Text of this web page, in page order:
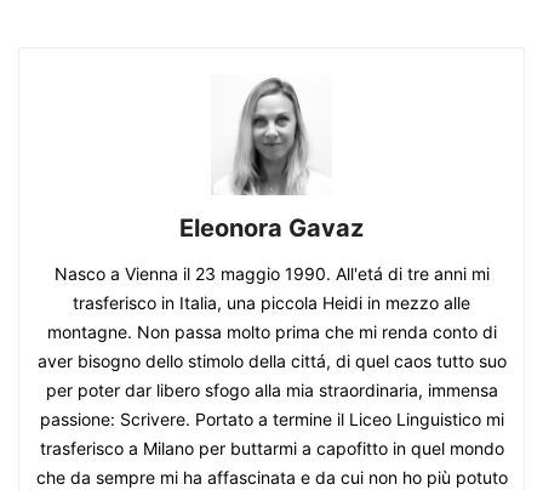
Eleonora Gavaz
Nasco a Vienna il 23 maggio 1990. All'etá di tre anni mi
trasferisco in Italia, una piccola Heidi in mezzo alle
montagne. Non passa molto prima che mi renda conto di
aver bisogno dello stimolo della cittá, di quel caos tutto suo
per poter dar libero sfogo alla mia straordinaria, immensa
passione: Scrivere. Portato a termine il Liceo Linguistico mi
trasferisco a Milano per buttarmi a capofitto in quel mondo
che da sempre mi ha affascinata e da cui non ho più potuto